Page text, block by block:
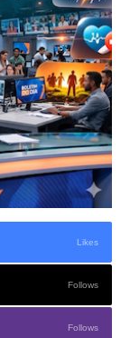
Likes
Follows
Follows